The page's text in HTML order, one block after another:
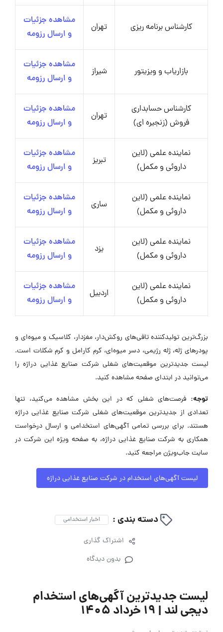
کارشناس برنامه ریزی تهران
مشاهده جزئیات
و ارسال رزومه
بازاریاب و ویزیتور شیراز
مشاهده جزئیات
و ارسال رزومه
کارشناس حسابداری
فروش (زنجیره ای)
تهران
مشاهده جزئیات
و ارسال رزومه
نماینده علمی (لاین
داروئی و مکمل)
تبریز
مشاهده جزئیات
و ارسال رزومه
نماینده علمی (لاین
داروئی و مکمل)
ساری
مشاهده جزئیات
و ارسال رزومه
نماینده علمی (لاین
داروئی و مکمل)
یزد
مشاهده جزئیات
و ارسال رزومه
نماینده علمی (لاین
داروئی و مکمل)
اردبیل
مشاهده جزئیات
و ارسال رزومه
بزرگ‌ترین تولیدکننده تافی‌های روکش‌دار، مغزدار، کلاسیک و میوه‌ای و
پودرهای ژله، ژله رژیمی، دسر میوه‌ای، کرم کارامل و کرم شکلات است.
لیست جدیدترین موقعیت‌های شغلی شرکت صنایع غذایی دراژه را
می‌توانید در ابتدای صفحه مشاهده کنید.
توجه: فرصت‌های شغلی که در این بخش مشاهده می‌کنید، تنها
تعدادی از جدیدترین موقعیت‌های شغلی شرکت صنایع غذایی دراژه
هستند. برای بررسی تمامی آگهی‌های استخدامی و ارسال درخواست
همکاری به شرکت صنایع غذایی دراژه، به صفحه ویژه این شرکت در
سایت جاب‌ویژن مراجعه کنید.
لیست آگهی‌های استخدام در شرکت صنایع غذایی دراژه
دسته بندی : اخبار استخدامی
اشتراک گذاری
بدون دیدگاه
لیست جدیدترین آگهی‌های استخدام
دیجی لند | ۱۹ خرداد ۱۴۰۵